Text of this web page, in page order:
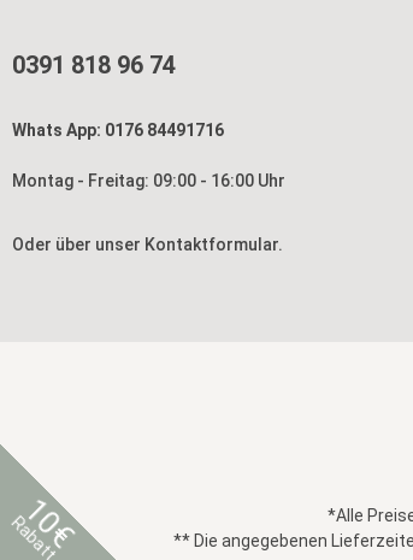
0391 818 96 74
Whats App: 0176 84491716
Montag - Freitag: 09:00 - 16:00 Uhr
Oder über unser Kontaktformular.
10€
Rabatt *Alle
** Die angegebenen